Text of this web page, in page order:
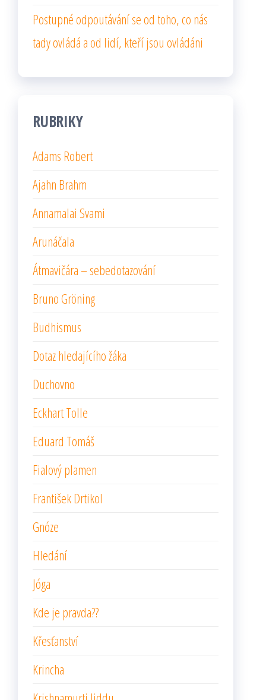
Postupné odpoutávání se od toho, co nás
tady ovládá a od lidí, kteří jsou ovládáni
RUBRIKY
Adams Robert
Ajahn Brahm
Annamalai Svami
Arunáčala
Átmavičára – sebedotazování
Bruno Gröning
Budhismus
Dotaz hledajícího žáka
Duchovno
Eckhart Tolle
Eduard Tomáš
Fialový plamen
František Drtikol
Gnóze
Hledání
Jóga
Kde je pravda??
Křesťanství
Krincha